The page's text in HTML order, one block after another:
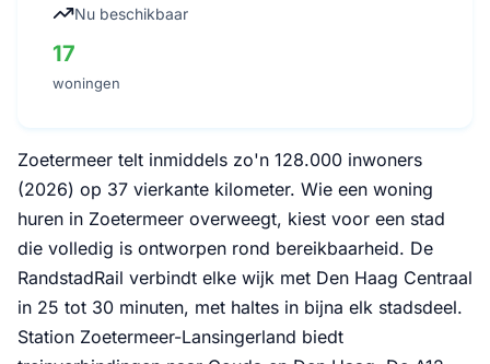
Nu beschikbaar
17
woningen
Zoetermeer telt inmiddels zo'n 128.000 inwoners
(2026) op 37 vierkante kilometer. Wie een woning
huren in Zoetermeer overweegt, kiest voor een stad
die volledig is ontworpen rond bereikbaarheid. De
RandstadRail verbindt elke wijk met Den Haag Centraal
in 25 tot 30 minuten, met haltes in bijna elk stadsdeel.
Station Zoetermeer-Lansingerland biedt